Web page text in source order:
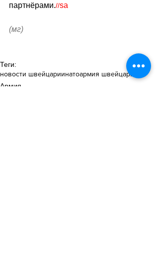
партнёрами.//sa
(мг)
Теги:
новости швейцариинатоармия швейцарии
Армия